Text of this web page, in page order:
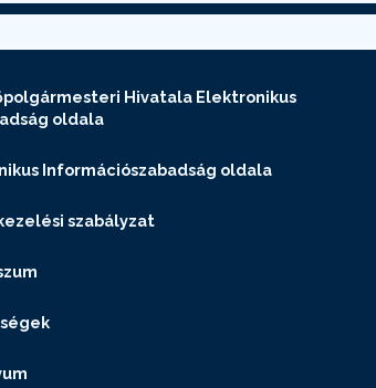
Hivatala Elektronikus
oldala
Információszabadság oldala
szabályzat